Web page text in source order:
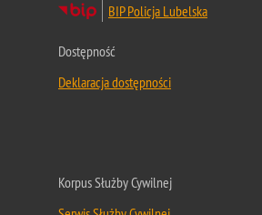
BIP Policja Lubelska
Dostępność
Deklaracja dostępności
Korpus Służby Cywilnej